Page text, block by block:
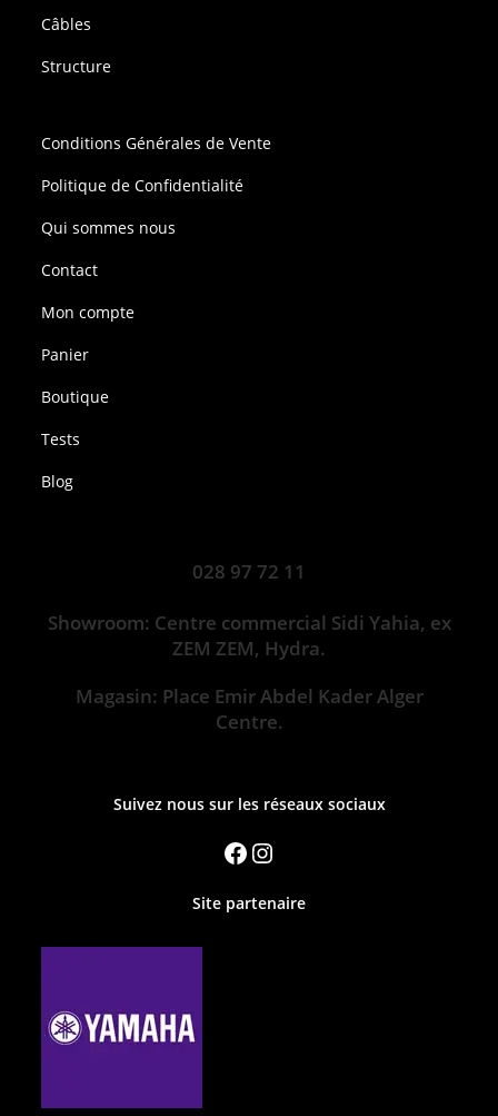
Câbles
Structure
Conditions Générales de Vente
Politique de Confidentialité
Qui sommes nous
Contact
Mon compte
Panier
Boutique
Tests
Blog
028 97 72 11
Showroom: Centre commercial Sidi Yahia, ex
ZEM ZEM, Hydra.
Magasin: Place Emir Abdel Kader Alger
Centre.
Suivez nous sur les réseaux sociaux
Site partenaire